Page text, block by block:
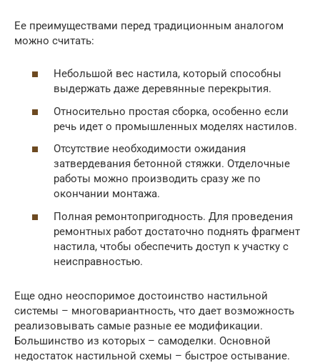
Ее преимуществами перед традиционным аналогом
можно считать:
Небольшой вес настила, который способны
выдержать даже деревянные перекрытия.
Относительно простая сборка, особенно если
речь идет о промышленных моделях настилов.
Отсутствие необходимости ожидания
затвердевания бетонной стяжки. Отделочные
работы можно производить сразу же по
окончании монтажа.
Полная ремонтопригодность. Для проведения
ремонтных работ достаточно поднять фрагмент
настила, чтобы обеспечить доступ к участку с
неисправностью.
Еще одно неоспоримое достоинство настильной
системы – многовариантность, что дает возможность
реализовывать самые разные ее модификации.
Большинство из которых – самоделки. Основной
недостаток настильной схемы – быстрое остывание.